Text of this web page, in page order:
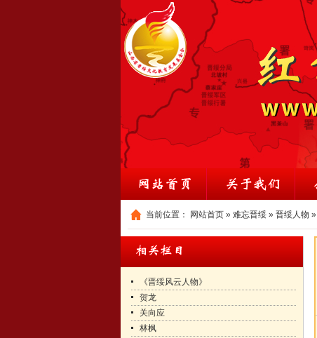
当前位置： 网站首页 » 难忘晋绥 » 晋绥人物 »
《晋绥风云人物》
贺龙
关向应
林枫